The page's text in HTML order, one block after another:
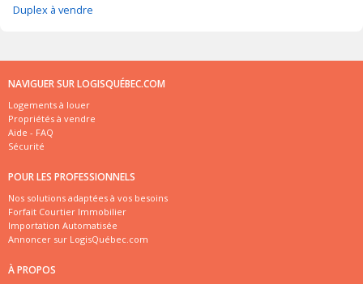
Duplex à vendre
NAVIGUER SUR LOGISQUÉBEC.COM
Logements à louer
Propriétés à vendre
Aide - FAQ
Sécurité
POUR LES PROFESSIONNELS
Nos solutions adaptées à vos besoins
Forfait Courtier Immobilier
Importation Automatisée
Annoncer sur LogisQuébec.com
À PROPOS